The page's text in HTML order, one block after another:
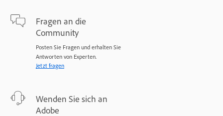
Fragen an die
Community
Posten Sie Fragen und erhalten Sie
Antworten von Experten.
Jetzt fragen
Wenden Sie sich an
Adobe